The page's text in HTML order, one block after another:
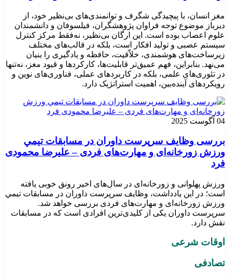
مغز انسان، با پیچیدگی شگرف و توانمندی‌های بی‌نظیر خود، از
دیرباز موضوع توجه فراوان پژوهشگران، فیلسوفان و دانشمندان
علوم اعصاب بوده است. این ارگان بی‌نظیر، نه‌فقط مرکز کنترل
سیستم عصبی و تولید افکار است، بلکه در قالب‌های مختلف
زیرساخت‌های هوشمندی، خلاّقیت، حافظه و یادگیری را بنیان
می‌نهد. بنابراین، فهم عمیق‌تر قابلیت‌ها، کارکردها و قیود مغز، نه‌تنها
در تئوری‌های علمی، بلکه در کاربردهای عملی، فناوری‌های نوین و
رویکردهای آینده‌بین، اهمیت استراتژیک دارد.
04 آگوست 2025
بررسی وظايف سرپرست داوران در مسابقات تیمي
ورزش زورخانه‌ای و مهارت‌های فردی – علیرضا محمودی
فرد
ورزش پهلوانی و زورخانه‌ای در سال‌های اخیر رونق خوبی یافته
است؛ در این یادداشت، وظایف سرپرست داوران در مسابقات تیمي
ورزش زورخانه‌ای و مهارت‌های فردی بررسی خواهد شد.
سرپرست داوران یکی از کلیدی‌ترین افرادی است که در مسابقات
نقش دارد.
اوقات شرعی
تصادفی